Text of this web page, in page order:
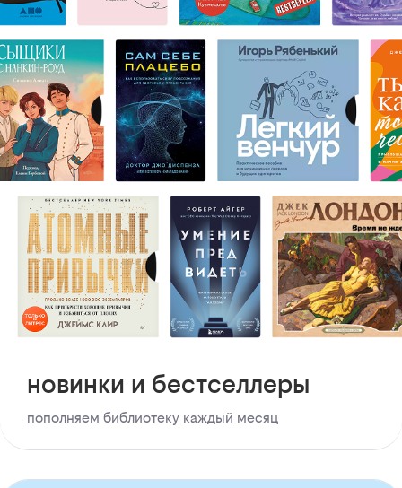
новинки и бестселлеры
пополняем библиотеку каждый месяц